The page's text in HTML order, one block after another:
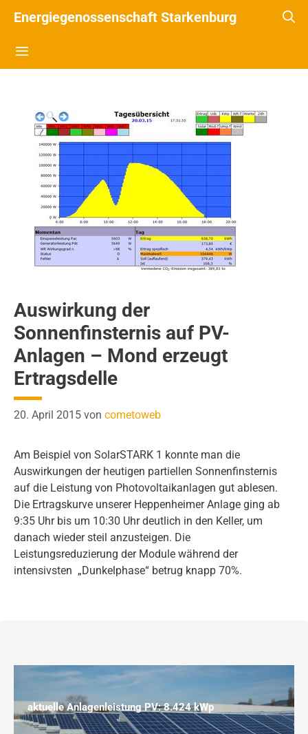
Energiegenossenschaft Starkenburg
Auswirkung der
Sonnenfinsternis auf PV-
Anlagen – Mond erzeugt
Ertragsdelle
20. April 2015 von cometoweb
Am Beispiel von SolarSTARK 1 konnte man die
Auswirkungen der heutigen partiellen Sonnenfinsternis
auf die Leistung von Photovoltaikanlagen gut ablesen.
Die Ertragskurve unserer Heppenheimer Anlage ging ab
9:35 Uhr bis um 10:30 Uhr deutlich in den Keller, um
danach wieder steil anzusteigen. Die
Leistungsreduzierung der Module während der
intensivsten „Dunkelphase“ betrug knapp 70%.
aktuelle Anlagenleistung PV: 8.424 kWp